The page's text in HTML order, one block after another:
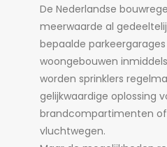
De Nederlandse
meerwaarde al
bepaalde
woongebouwen
worden sprinklers
gelijkwaardige oplossing
brandcompartimenten
vluchtwegen.